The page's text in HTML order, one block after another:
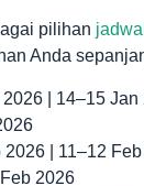
pilihan jadwal
Anda
| 14–15
2026 | 11–12
2026